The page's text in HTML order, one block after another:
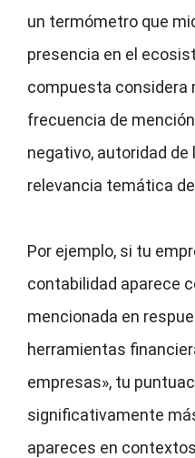
un termómetro que
presencia en el
compuesta considera
frecuencia de
negativo, autoridad
relevancia temática
Por ejemplo, si tu
contabilidad aparece
mencionada en
herramientas
empresas», tu
significativamente
apareces en